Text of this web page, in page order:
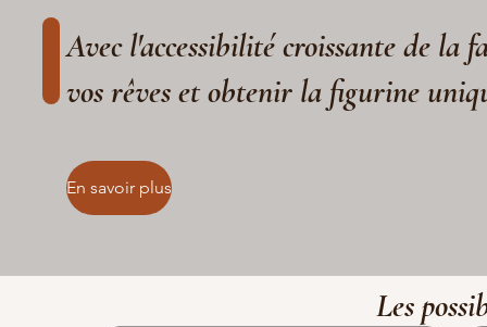
Avec l'accessibilité croissante de la
vos rêves et obtenir la figurine
En savoir plus
Les